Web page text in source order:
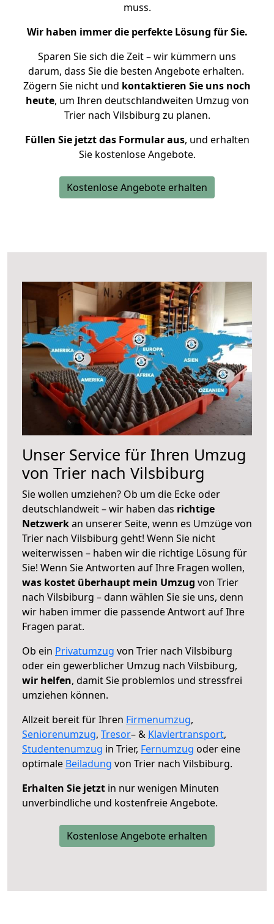
muss.
Wir haben immer die perfekte Lösung für Sie.
Sparen Sie sich die Zeit – wir kümmern uns
darum, dass Sie die besten Angebote erhalten.
Zögern Sie nicht und kontaktieren Sie uns noch
heute, um Ihren deutschlandweiten Umzug von
Trier nach Vilsbiburg zu planen.
Füllen Sie jetzt das Formular aus, und erhalten
Sie kostenlose Angebote.
Kostenlose Angebote erhalten
Unser Service für Ihren Umzug
von Trier nach Vilsbiburg
Sie wollen umziehen? Ob um die Ecke oder
deutschlandweit – wir haben das richtige
Netzwerkan unserer Seite, wenn es Umzüge von
Trier nach Vilsbiburg geht! Wenn Sie nicht
weiterwissen – haben wir die richtige Lösung für
Sie! Wenn Sie Antworten auf Ihre Fragen wollen,
was kostet überhaupt mein Umzug von Trier
nach Vilsbiburg – dann wählen Sie sie uns, denn
wir haben immer die passende Antwort auf Ihre
Fragen parat.
Ob ein Privatumzug von Trier nach Vilsbiburg
oder ein gewerblicher Umzug nach Vilsbiburg,
wir helfen, damit Sie problemlos und stressfrei
umziehen können.
Allzeit bereit für Ihren Firmenumzug,
Seniorenumzug, Tresor– & Klaviertransport,
Studentenumzug in Trier, Fernumzug oder eine
optimale Beiladung von Trier nach Vilsbiburg.
Erhalten Sie jetzt in nur wenigen Minuten
unverbindliche und kostenfreie Angebote.
Kostenlose Angebote erhalten